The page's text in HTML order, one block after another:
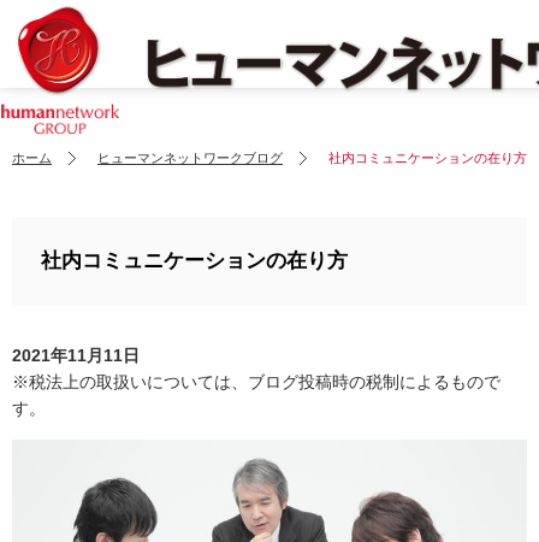
ホーム ヒューマンネットワークブログ 社内コミュニケーションの在り方
社内コミュニケーションの在り方
2021年11月11日
※税法上の取扱いについては、ブログ投稿時の税制によるもので
す。